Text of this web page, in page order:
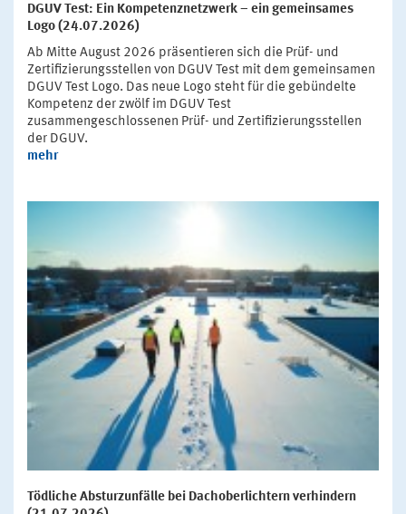
DGUV Test: Ein Kompetenznetzwerk – ein gemeinsames
Logo (24.07.2026)
Ab Mitte August 2026 präsentieren sich die Prüf- und
Zertifizierungsstellen von DGUV Test mit dem gemeinsamen
DGUV Test Logo. Das neue Logo steht für die gebündelte
Kompetenz der zwölf im DGUV Test
zusammengeschlossenen Prüf- und Zertifizierungsstellen
der DGUV.
mehr
Tödliche Absturzunfälle bei Dachoberlichtern verhindern